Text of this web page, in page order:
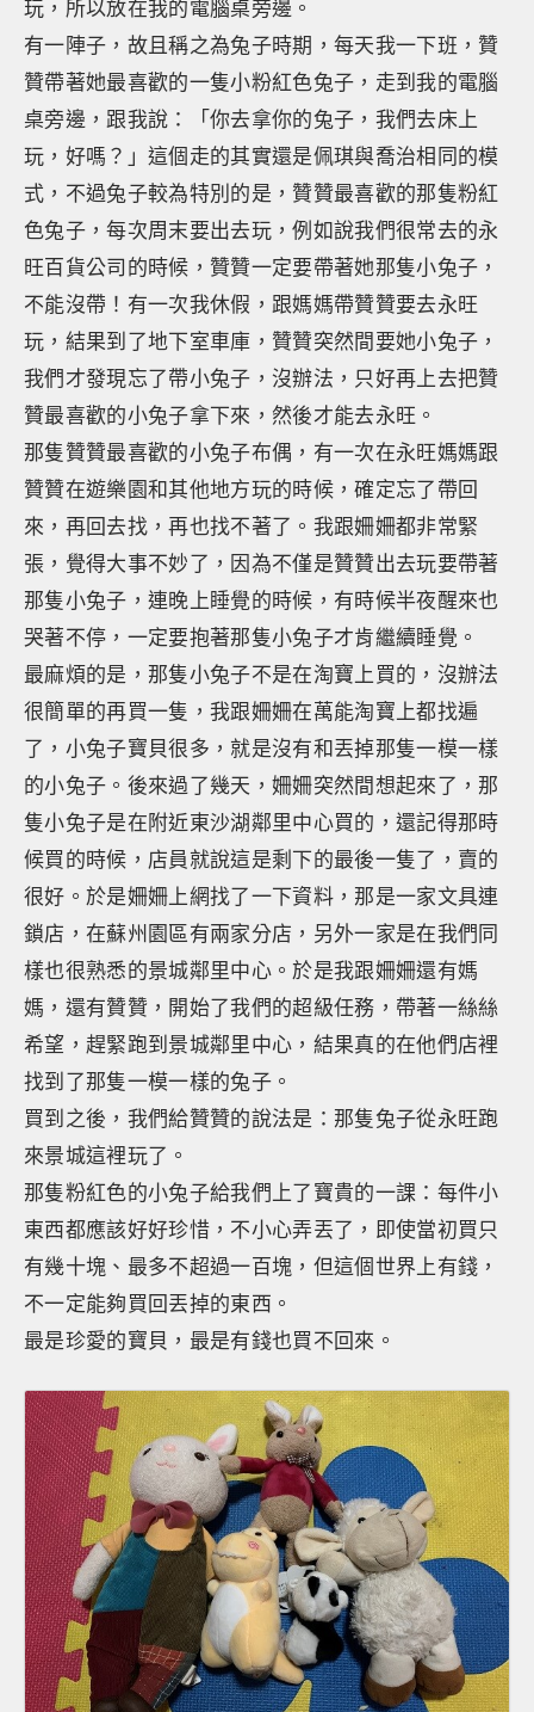
玩，所以放在我的電腦桌旁邊。
有一陣子，故且稱之為兔子時期，每天我一下班，贊
贊帶著她最喜歡的一隻小粉紅色兔子，走到我的電腦
桌旁邊，跟我說：「你去拿你的兔子，我們去床上
玩，好嗎？」這個走的其實還是佩琪與喬治相同的模
式，不過兔子較為特別的是，贊贊最喜歡的那隻粉紅
色兔子，每次周末要出去玩，例如說我們很常去的永
旺百貨公司的時候，贊贊一定要帶著她那隻小兔子，
不能沒帶！有一次我休假，跟媽媽帶贊贊要去永旺
玩，結果到了地下室車庫，贊贊突然間要她小兔子，
我們才發現忘了帶小兔子，沒辦法，只好再上去把贊
贊最喜歡的小兔子拿下來，然後才能去永旺。
那隻贊贊最喜歡的小兔子布偶，有一次在永旺媽媽跟
贊贊在遊樂園和其他地方玩的時候，確定忘了帶回
來，再回去找，再也找不著了。我跟姍姍都非常緊
張，覺得大事不妙了，因為不僅是贊贊出去玩要帶著
那隻小兔子，連晚上睡覺的時候，有時候半夜醒來也
哭著不停，一定要抱著那隻小兔子才肯繼續睡覺。
最麻煩的是，那隻小兔子不是在淘寶上買的，沒辦法
很簡單的再買一隻，我跟姍姍在萬能淘寶上都找遍
了，小兔子寶貝很多，就是沒有和丟掉那隻一模一樣
的小兔子。後來過了幾天，姍姍突然間想起來了，那
隻小兔子是在附近東沙湖鄰里中心買的，還記得那時
候買的時候，店員就說這是剩下的最後一隻了，賣的
很好。於是姍姍上網找了一下資料，那是一家文具連
鎖店，在蘇州園區有兩家分店，另外一家是在我們同
樣也很熟悉的景城鄰里中心。於是我跟姍姍還有媽
媽，還有贊贊，開始了我們的超級任務，帶著一絲絲
希望，趕緊跑到景城鄰里中心，結果真的在他們店裡
找到了那隻一模一樣的兔子。
買到之後，我們給贊贊的說法是：那隻兔子從永旺跑
來景城這裡玩了。
那隻粉紅色的小兔子給我們上了寶貴的一課：每件小
東西都應該好好珍惜，不小心弄丟了，即使當初買只
有幾十塊、最多不超過一百塊，但這個世界上有錢，
不一定能夠買回丟掉的東西。
最是珍愛的寶貝，最是有錢也買不回來。